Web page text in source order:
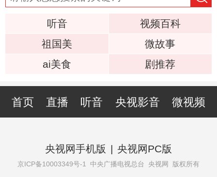
听音
视频百科
祖国美
微故事
ai美食
剧推荐
首页 直播 听音 央视影音 微视频
央视网手机版 | 央视网PC版
京ICP备10003349号-1 中央广播电视总台 央视网 版权所有